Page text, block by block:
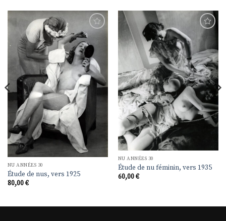
Ajouter
à la
liste de
souhaits
NU ANNÉES 30
Étude de nus, vers 1925
80,00€
Ajouter
liste de
souhaits
NU ANNÉES 30
Étude de nu féminin, vers 1935
60,00€